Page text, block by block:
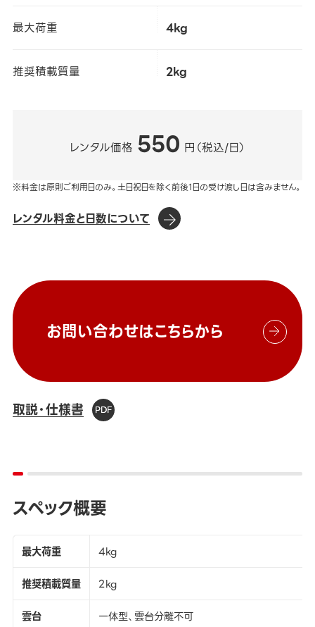
最大荷重 4kg
推奨積載質量 2kg
レンタル価格 550 円（税込/日）
※料金は原則ご利用日のみ。土日祝日を除く前後1日の受け渡し日は含みません。
レンタル料金と日数について
お問い合わせはこちらから
取説・仕様書
スペック概要
最大荷重
4kg
推奨積載質量
2kg
雲台
一体型、雲台分離不可